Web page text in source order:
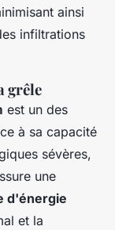
ainsi
infiltrations
grêle
est un des
à sa capacité
sévères,
une
d'énergie
et la